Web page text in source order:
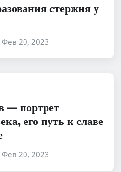
стержня у
Фев 20, 2023
— портрет
его путь к славе
Фев 20, 2023